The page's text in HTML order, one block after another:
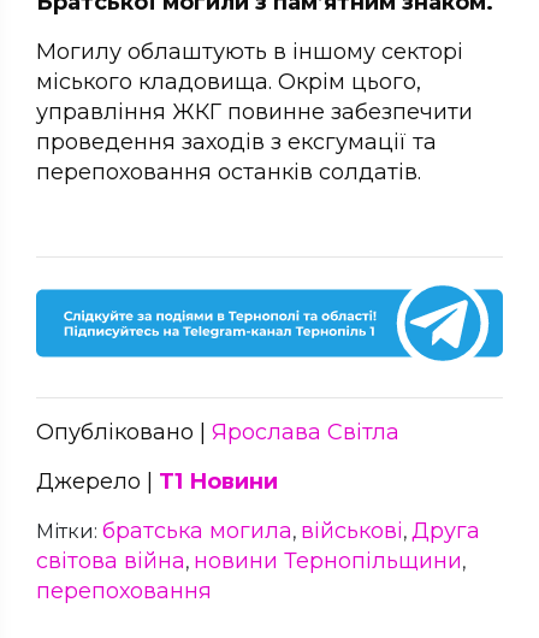
Могилу облаштують в іншому секторі
міського кладовища. Окрім цього,
управління ЖКГ повинне забезпечити
проведення заходів з ексгумації та
перепоховання останків солдатів.
Опубліковано | Ярослава Світла
Джерело | Т1 Новини
Мітки: братська могила, військові, Друга
світова війна, новини Тернопільщини,
перепоховання